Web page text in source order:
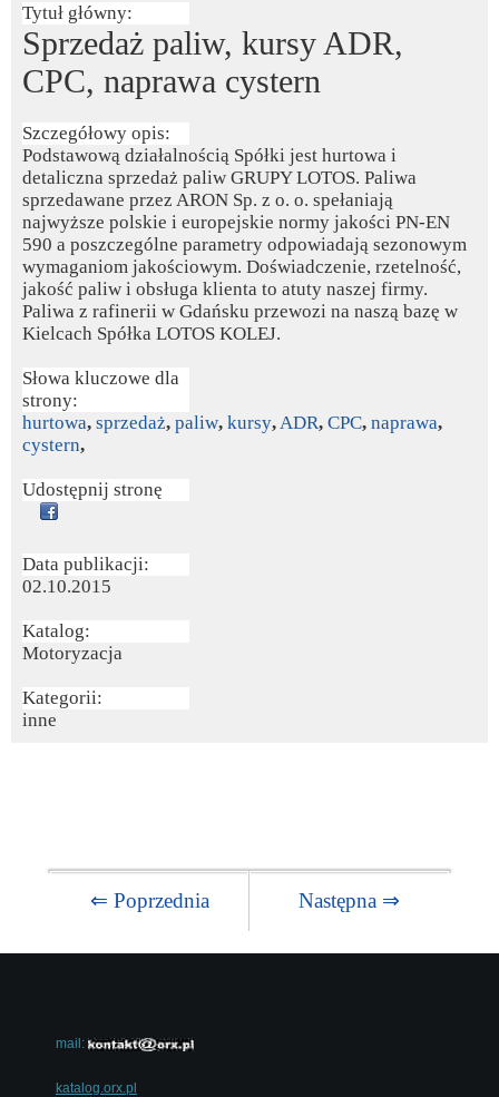
Tytuł główny:
Sprzedaż paliw, kursy ADR,
CPC, naprawa cystern
Szczegółowy opis:
Podstawową działalnością Spółki jest hurtowa i
detaliczna sprzedaż paliw GRUPY LOTOS. Paliwa
sprzedawane przez ARON Sp. z o. o. spełaniają
najwyższe polskie i europejskie normy jakości PN-EN
590 a poszczególne parametry odpowiadają sezonowym
wymaganiom jakościowym. Doświadczenie, rzetelność,
jakość paliw i obsługa klienta to atuty naszej firmy.
Paliwa z rafinerii w Gdańsku przewozi na naszą bazę w
Kielcach Spółka LOTOS KOLEJ.
Słowa kluczowe dla
strony:
hurtowa, sprzedaż, paliw, kursy, ADR, CPC, naprawa,
cystern,
Udostępnij stronę
Data publikacji:
02.10.2015
Katalog:
Motoryzacja
Kategorii:
inne
⇐ Poprzednia Następna ⇒
mail:
katalog.orx.pl